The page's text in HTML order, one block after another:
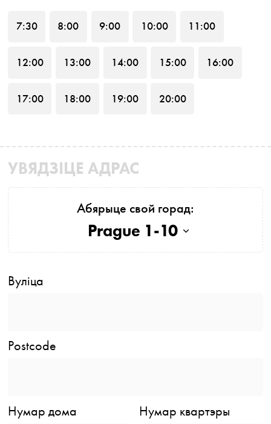
7:30 8:00 9:00 10:00 11:00
12:00 13:00 14:00 15:00 16:00
17:00 18:00 19:00 20:00
УВЯДЗІЦЕ АДРАС
Абярыце свой горад:
Prague 1-10
Вуліца
Postcode
Нумар дома Нумар квартэры